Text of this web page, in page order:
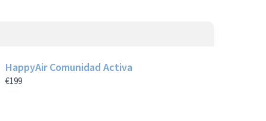
HappyAir Comunidad Activa
€199